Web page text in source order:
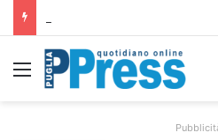
Menu